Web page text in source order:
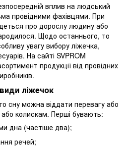
вплив на людський
провідними фахівцями. При
про дорослу людину або
Щодо останнього, то
увагу вибору ліжечка,
На сайті SVPROM
продукції від провідних
ліжечок
сну можна віддати перевагу або
колискам. Перші бувають:
дна (частіше два);
речей;